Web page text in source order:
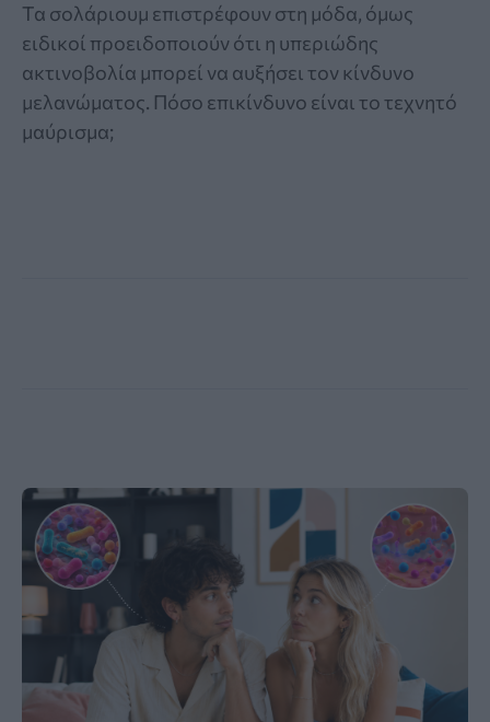
Τα σολάριουμ επιστρέφουν στη μόδα, όμως
ειδικοί προειδοποιούν ότι η υπεριώδης
ακτινοβολία μπορεί να αυξήσει τον κίνδυνο
μελανώματος. Πόσο επικίνδυνο είναι το τεχνητό
μαύρισμα;